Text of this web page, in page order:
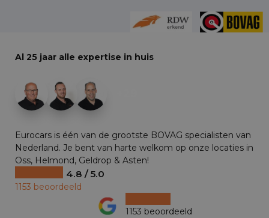
Al 25 jaar alle expertise in huis
Eurocars is één van de grootste BOVAG specialisten van
Nederland. Je bent van harte welkom op onze locaties in
Oss, Helmond, Geldrop & Asten!
4.8 / 5.0
1153 beoordeeld
1153 beoordeeld